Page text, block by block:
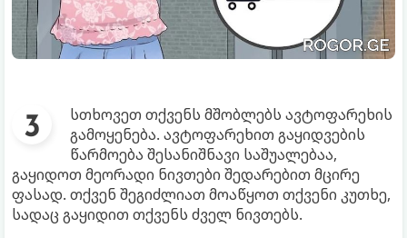
სთხოვეთ თქვენს მშობლებს ავტოფარეხის
გამოყენება. ავტოფარეხით გაყიდვების
წარმოება შესანიშნავი საშუალებაა,
გაყიდოთ მეორადი ნივთები შედარებით მცირე
ფასად. თქვენ შეგიძლიათ მოაწყოთ თქვენი კუთხე,
სადაც გაყიდით თქვენს ძველ ნივთებს.